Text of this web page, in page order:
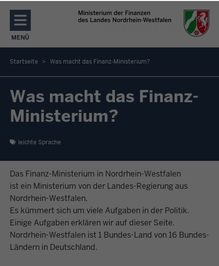
Direkt zum Inhalt
MENÜ
NAVIGATION AKTIVIEREN/DEAKTIVIEREN: MENÜ
Sie
befinden
sich
hier
Startseite Was macht das Finanz-Ministerium?
Was macht das Finanz-
Ministerium?
leichte Sprache
Das Finanz-Ministerium in Nordrhein-Westfalen
ist ein Ministerium von der Landes-Regierung aus
Nordrhein-Westfalen.
Es kümmert sich um viele Aufgaben in der Politik.
Einige Aufgaben erklären wir auf dieser Seite.
Nordrhein-Westfalen ist 1 Bundes-Land von 16 Bundes-
Ländern in Deutschland.